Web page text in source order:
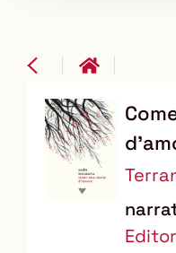
Dettaglio
del